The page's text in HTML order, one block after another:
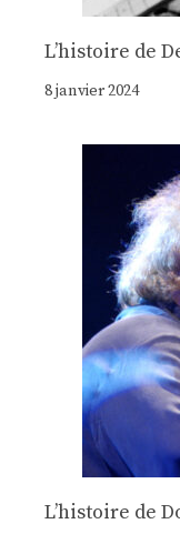
Lʼhistoire de
8 janvier 2024
Lʼhistoire de